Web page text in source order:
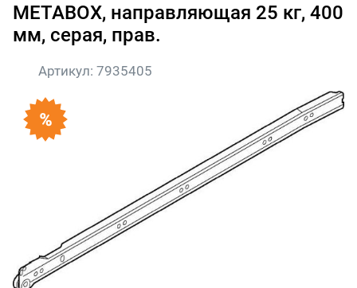
METABOX, направляющая 25 кг, 400
мм, серая, прав.
Артикул: 7935405